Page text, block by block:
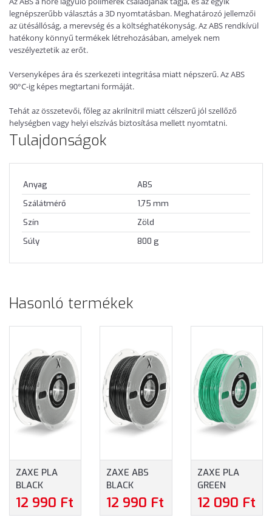
legnépszerűbb választás a 3D nyomtatásban. Meghatározó jellemzői
az ütésállóság, a merevség és a költséghatékonyság. Az ABS rendkívül
hatékony könnyű termékek létrehozásában, amelyek nem
veszélyeztetik az erőt.
Versenyképes ára és szerkezeti integritása miatt népszerű. Az ABS
90°C-ig képes megtartani formáját.
Tehát az összetevői, főleg az akrilnitril miatt célszerű jól szellőző
helységben vagy helyi elszívás biztosítása mellett nyomtatni.
Tulajdonságok
Anyag
ABS
Szálátmérő
1,75 mm
Szín
Zöld
Súly
800 g
Hasonló termékek
ZAXE PLA
BLACK
FILAMENT
1,75 MM 800
12 990 Ft
ZAXE ABS
BLACK
FILAMENT
1,75 MM 800
12 990 Ft
ZAXE PLA
GREEN
FILAMENT
1,75 MM 800
12 090 Ft